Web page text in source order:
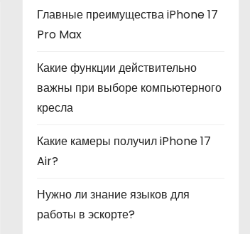
Главные преимущества iPhone 17
Pro Max
Какие функции действительно
важны при выборе компьютерного
кресла
Какие камеры получил iPhone 17
Air?
Нужно ли знание языков для
работы в эскорте?